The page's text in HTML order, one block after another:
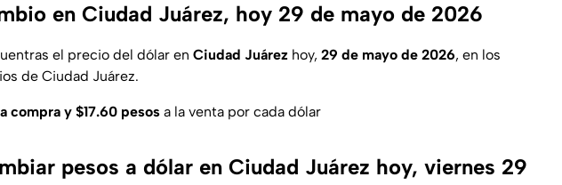
en Ciudad Juárez, hoy 29 de mayo de 2026
el precio del dólar en Ciudad Juárez hoy, 29 de mayo de 2026, en los
de Ciudad Juárez.
compra y $17.60 pesos a la venta por cada dólar
pesos a dólar en Ciudad Juárez hoy, viernes 29